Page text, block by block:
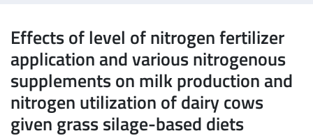
Effects of level of nitrogen fertilizer
application and various nitrogenous
supplements on milk production and
nitrogen utilization of dairy cows
given grass silage-based diets